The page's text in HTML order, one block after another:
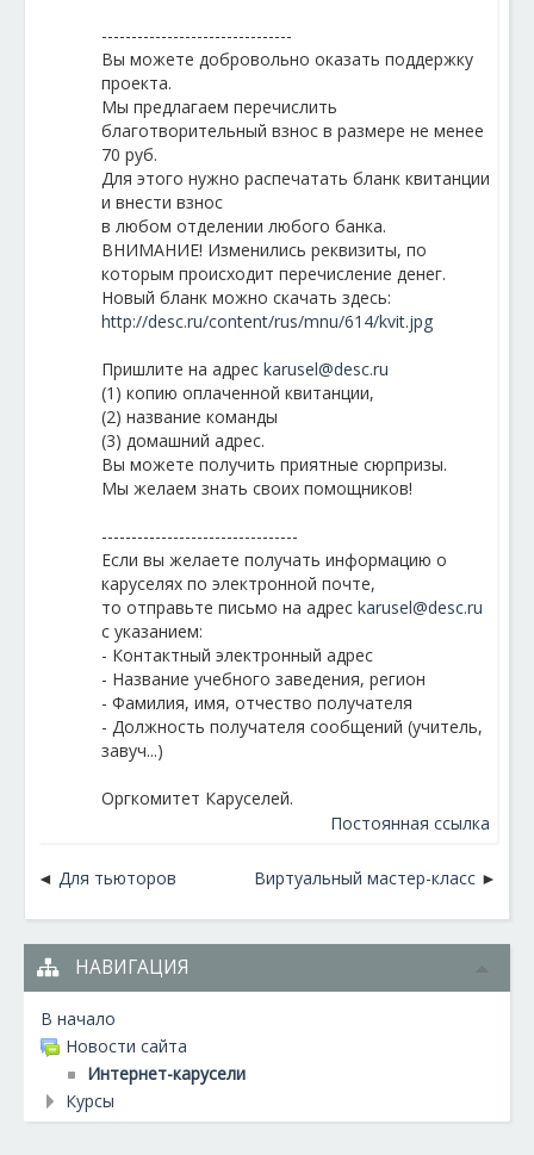
--------------------------------
Вы можете добровольно оказать поддержку
проекта.
Мы предлагаем перечислить
благотворительный взнос в размере не менее
70 руб.
Для этого нужно распечатать бланк квитанции
и внести взнос
в любом отделении любого банка.
ВНИМАНИЕ! Изменились реквизиты, по
которым происходит перечисление денег.
Новый бланк можно скачать здесь:
http://desc.ru/content/rus/mnu/614/kvit.jpg
Пришлите на адрес karusel@desc.ru
(1) копию оплаченной квитанции,
(2) название команды
(3) домашний адрес.
Вы можете получить приятные сюрпризы.
Мы желаем знать своих помощников!
---------------------------------
Если вы желаете получать информацию о
каруселях по электронной почте,
то отправьте письмо на адрес karusel@desc.ru
с указанием:
- Контактный электронный адрес
- Название учебного заведения, регион
- Фамилия, имя, отчество получателя
- Должность получателя сообщений (учитель,
завуч...)
Оргкомитет Каруселей.
Постоянная ссылка
Для тьюторов Виртуальный мастер-класс
НАВИГАЦИЯ
В начало
Новости сайта
Интернет-карусели
Курсы